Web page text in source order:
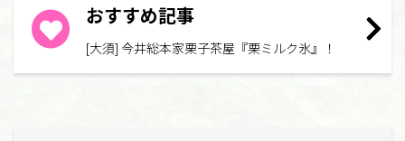
おすすめ記事
[大須] 今井総本家栗子茶屋『栗ミルク氷』！